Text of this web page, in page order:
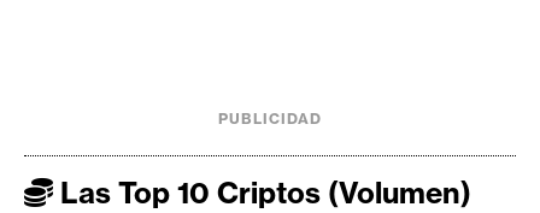
PUBLICIDAD
Las Top 10 Criptos (Volumen)